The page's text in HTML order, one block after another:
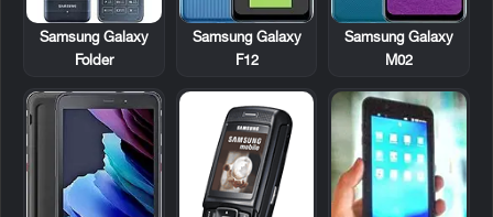
Samsung Galaxy
M02
Samsung Galaxy
F12
Samsung Galaxy
Folder